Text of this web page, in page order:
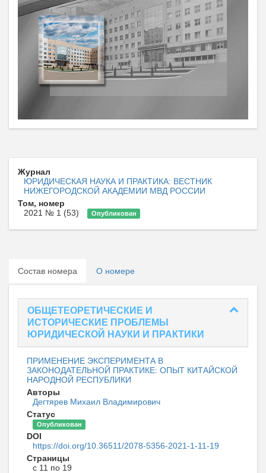
Журнал
ЮРИДИЧЕСКАЯ НАУКА И ПРАКТИКА: ВЕСТНИК
НИЖЕГОРОДСКОЙ АКАДЕМИИ МВД РОССИИ
Том, номер
2021 № 1 (53)
Опубликован
Состав номера О номере
ОБЩЕТЕОРЕТИЧЕСКИЕ И
ИСТОРИЧЕСКИЕ ПРОБЛЕМЫ
ЮРИДИЧЕСКОЙ НАУКИ И ПРАКТИКИ
ПРИМЕНЕНИЕ ЭКСПЕРИМЕНТА В
ЗАКОНОДАТЕЛЬНОЙ ПРАКТИКЕ: ОПЫТ КИТАЙСКОЙ
НАРОДНОЙ РЕСПУБЛИКИ
Авторы
Дегтярев Михаил Владимирович
Статус
Опубликован
DOI
https://doi.org/10.36511/2078-5356-2021-1-11-19
Страницы
с 11 по 19